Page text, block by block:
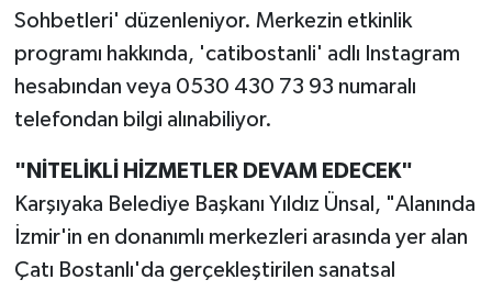
Sohbetleri' düzenleniyor. Merkezin etkinlik
programı hakkında, 'catibostanli' adlı Instagram
hesabından veya 0530 430 73 93 numaralı
telefondan bilgi alınabiliyor.
"NİTELİKLİ HİZMETLER DEVAM EDECEK"
Karşıyaka Belediye Başkanı Yıldız Ünsal, "Alanında
İzmir'in en donanımlı merkezleri arasında yer alan
Çatı Bostanlı'da gerçekleştirilen sanatsal